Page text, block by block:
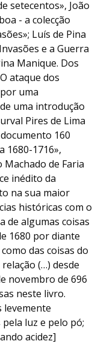
setecentos», João
- a colecção
Luís de Pina
e a Guerra
Manique. Dos
ataque dos
uma
uma introdução
Pires de Lima
160
1680-1716»,
de Faria
inédito da
na sua maior
históricas com o
de algumas coisas
1680 por diante
das coisas do
(…) desde
novembro de 696
neste livro.
levemente
pela luz e pelo pó;
acidez]